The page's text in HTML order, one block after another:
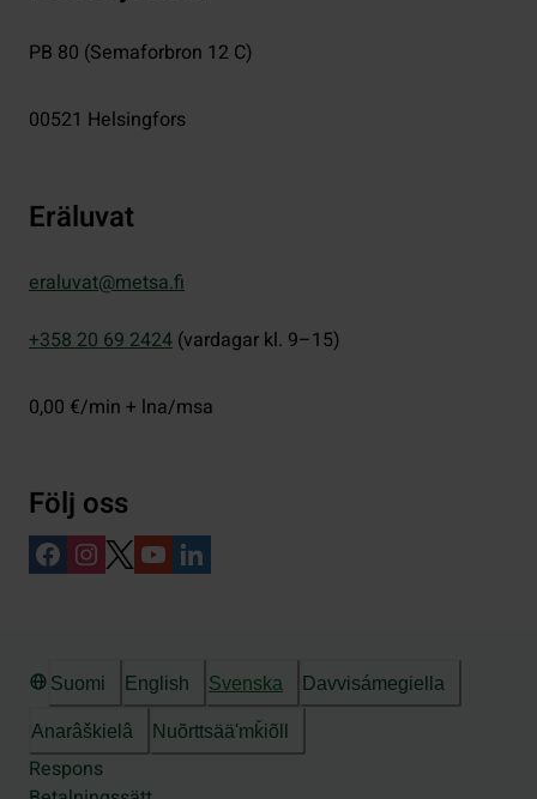
PB 80 (Semaforbron 12 C)
00521 Helsingfors
Eräluvat
eraluvat@metsa.fi
+358 20 69 2424 (vardagar kl. 9–15)
0,00 €/min + lna/msa
Följ oss
Suomi English Svenska Davvisámegiella
Anarâškielâ Nuõrttsääʹmǩiõll
Respons